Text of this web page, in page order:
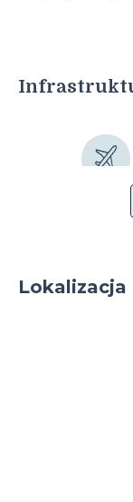
Lotnisko
Stacja
Lokalizacja